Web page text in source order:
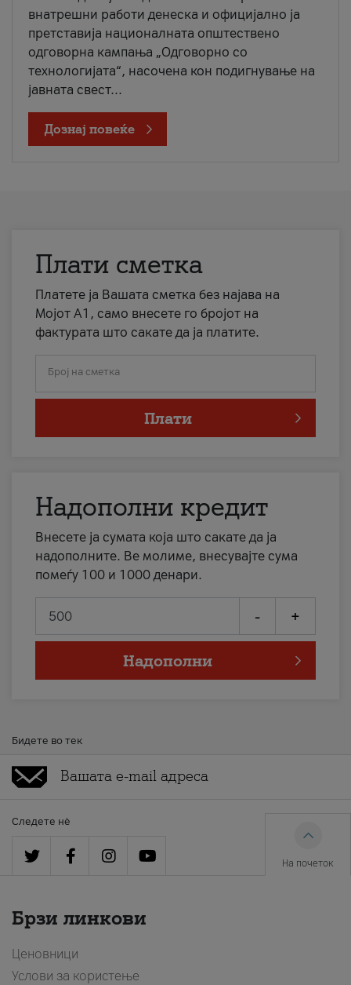
внатрешни работи денеска и официјално ја
претставија националната општествено
одговорна кампања „Одговорно со
технологијата“, насочена кон подигнување на
јавната свест...
Дознај повеќе
Плати сметка
Платете ја Вашата сметка без најава на
Мојот А1, само внесете го бројот на
фактурата што сакате да ја платите.
Број на сметка
Плати
Надополни кредит
Внесете ја сумата која што сакате да ја
надополните. Ве молиме, внесувајте сума
помеѓу 100 и 1000 денари.
- +
Надополни
Бидете во тек
Следете нè
На почеток
Брзи линкови
Ценовници
Услови за користење